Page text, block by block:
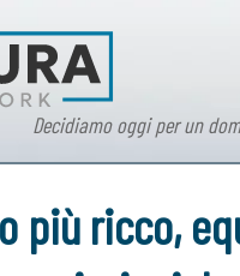
Decidiamo oggi per un
più ricco,